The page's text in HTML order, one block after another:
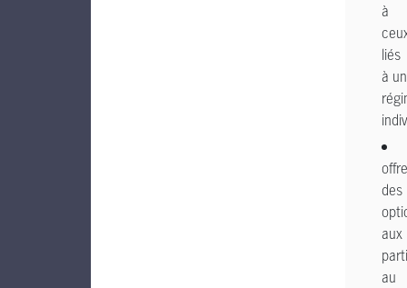
à
liés
à un
offre
des
aux
au